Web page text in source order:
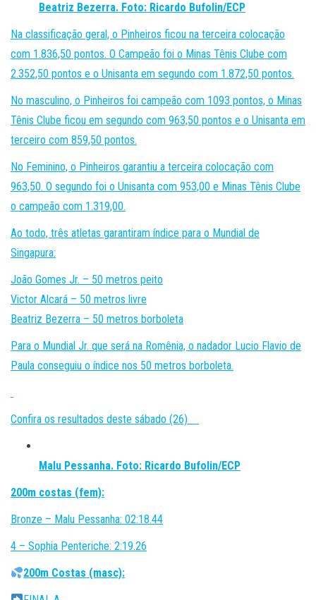
Beatriz Bezerra. Foto: Ricardo Bufolin/ECP
Na classificação geral, o Pinheiros ficou na terceira colocação
com 1.836,50 pontos. O Campeão foi o Minas Tênis Clube com
2.352,50 pontos e o Unisanta em segundo com 1.872,50 pontos.
No masculino, o Pinheiros foi campeão com 1093 pontos, o Minas
Tênis Clube ficou em segundo com 963,50 pontos e o Unisanta em
terceiro com 859,50 pontos.
No Feminino, o Pinheiros garantiu a terceira colocação com
963,50. O segundo foi o Unisanta com 953,00 e Minas Tênis Clube
o campeão com 1.319,00.
Ao todo, três atletas garantiram índice para o Mundial de
Singapura:
João Gomes Jr. – 50 metros peito
Victor Alcará – 50 metros livre
Beatriz Bezerra – 50 metros borboleta
Para o Mundial Jr. que será na Romênia, o nadador Lucio Flavio de
Paula conseguiu o índice nos 50 metros borboleta.
Confira os resultados deste sábado (26)
Malu Pessanha. Foto: Ricardo Bufolin/ECP
200m costas (fem):
Bronze – Malu Pessanha: 02:18.44
4 – Sophia Penteriche: 2:19.26
200m Costas (masc):